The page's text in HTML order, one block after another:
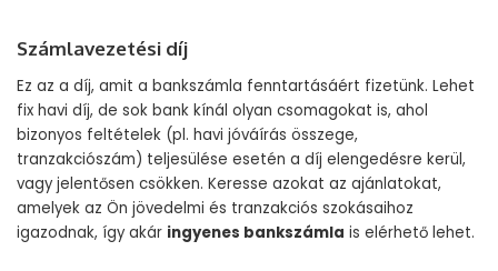
Számlavezetési díj
Ez az a díj, amit a bankszámla fenntartásáért fizetünk. Lehet
fix havi díj, de sok bank kínál olyan csomagokat is, ahol
bizonyos feltételek (pl. havi jóváírás összege,
tranzakciószám) teljesülése esetén a díj elengedésre kerül,
vagy jelentősen csökken. Keresse azokat az ajánlatokat,
amelyek az Ön jövedelmi és tranzakciós szokásaihoz
igazodnak, így akár ingyenes bankszámla is elérhető lehet.